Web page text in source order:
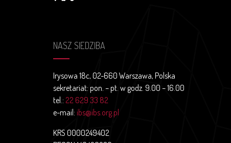
NASZ SIEDZIBA
Irysowa 18c, 02-660 Warszawa, Polska
sekretariat: pon. – pt. w godz. 9.00 – 16.00
tel.: 22 629 33 82
e-mail: ibs@ibs.org.pl
KRS 0000249402